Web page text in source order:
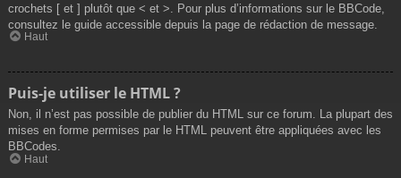
crochets [ et ] plutôt que < et >. Pour plus d’informations sur le BBCode,
consultez le guide accessible depuis la page de rédaction de message.
Haut
Puis-je utiliser le HTML ?
Non, il n’est pas possible de publier du HTML sur ce forum. La plupart des
mises en forme permises par le HTML peuvent être appliquées avec les
BBCodes.
Haut